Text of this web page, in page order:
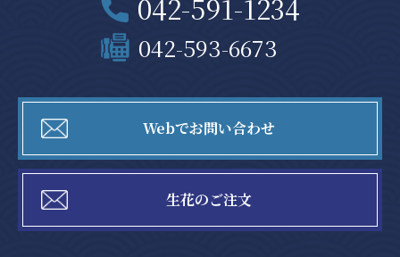
042-591-1234
042-593-6673
Webでお問い合わせ
生花のご注文